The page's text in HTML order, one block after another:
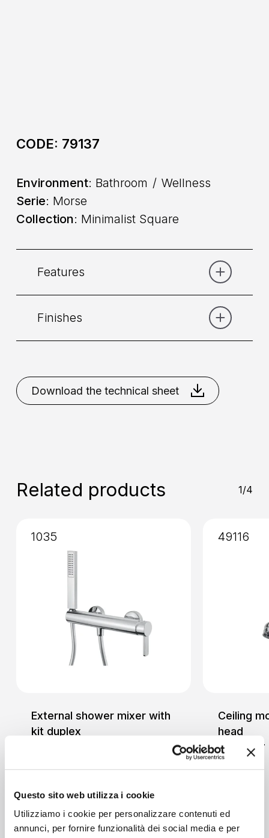
Questo sito web utilizza i cookie
Utilizziamo i cookie per personalizzare contenuti ed
annunci, per fornire funzionalità dei social media e per
CODE: 79137
Environment: Bathroom
Wellness
Serie: Morse
Collection: Minimalist Square
Features
Installation: External
Finishes
Chrome Matt Black
Matt
White
Nikel Brushed
Download the technical sheet
Related products 1/4
External shower mixer with
kit duplex
1035
Ceiling
head
Shower
49116